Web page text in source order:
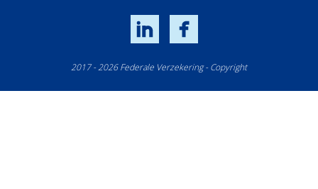
LinkedIn
2017 - 2026 Federale Verzekering - Copyright